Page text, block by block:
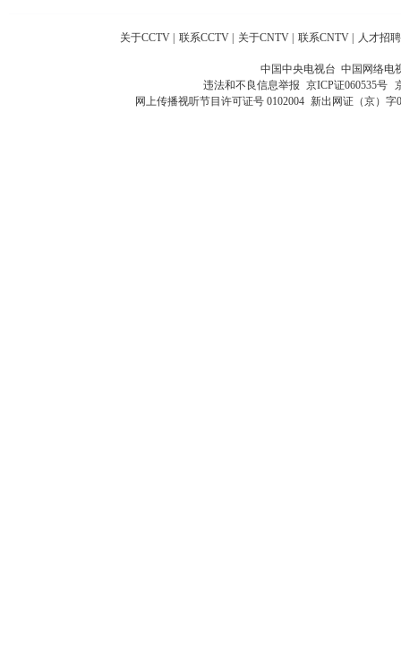
关于CCTV | 联系CCTV | 关于CNTV | 联系CNTV | 人才招聘
中国中央电视台 中国网络电
违法和不良信息举报 京ICP证060535号
网上传播视听节目许可证号 0102004 新出网证（京）